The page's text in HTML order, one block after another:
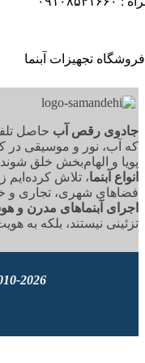
رقص آبحاصل تلفیق
نور و موسیقی در کنار
و الهام‌بخش خلق شوند.
آبنما ، تلاش کرده‌ایم
شهری، تجاری و
آبنماهای مدرن و
نیستند، بلکه به
2010-2026 Water Dance Magic